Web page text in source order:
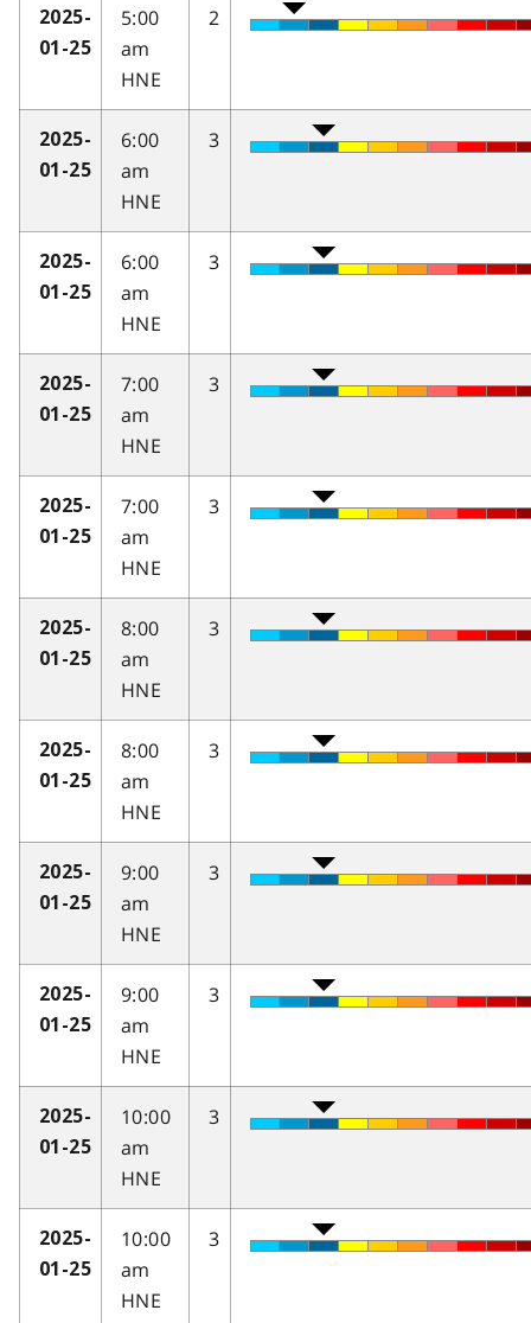
2025-
01-25
5:00
am
HNE
2
2025-
01-25
6:00
am
HNE
3
2025-
01-25
6:00
am
HNE
3
2025-
01-25
7:00
am
HNE
3
2025-
01-25
7:00
am
HNE
3
2025-
01-25
8:00
am
HNE
3
2025-
01-25
8:00
am
HNE
3
2025-
01-25
9:00
am
HNE
3
2025-
01-25
9:00
am
HNE
3
2025-
01-25
10:00
am
HNE
3
2025-
01-25
10:00
am
HNE
3